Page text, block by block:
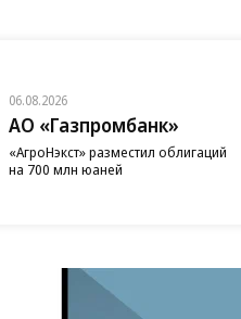
06.08.2026
АО «Газпромбанк»
«АгроНэкст» разместил облигаций
на 700 млн юаней